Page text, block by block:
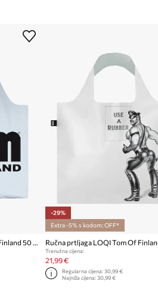
Ručna prtljaga LOQI Tom Of Finland 50 x 42 cm
-29%
Extra -5% s kodom: OFF*
Trenutna cijena:
21,99 €
Regularna cijena: 30,99 €
Najniža cijena: 30,99 €